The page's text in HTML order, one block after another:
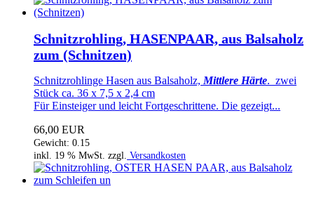
Schnitzrohling, HASENPAAR, aus Balsaholz
zum (Schnitzen)
Schnitzrohlinge Hasen aus Balsaholz,Mittlere Härte. zwei
Stück ca. 36 x 7,5 x 2,4 cm
Für Einsteiger und leicht Fortgeschrittene. Die gezeigt...
66,00 EUR
Gewicht: 0.15
inkl. 19 % MwSt. zzgl. Versandkosten